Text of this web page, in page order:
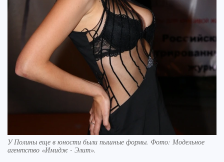
У Полины еще в юности были пышные формы. Фото: Модельное
агентство «Имидж - Элит».